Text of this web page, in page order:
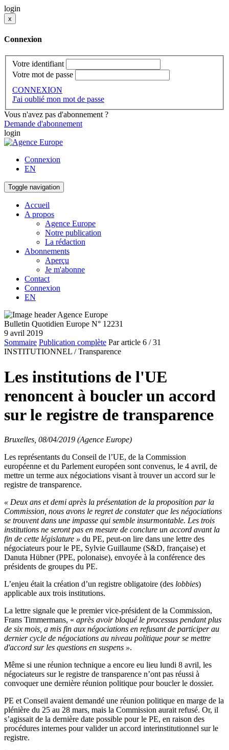
login
x
Connexion
Votre identifiant
Votre mot de passe
CONNEXION
J'ai oublié mon mot de passe
Vous n'avez pas d'abonnement ?
Demande d'abonnement
login
Connexion
EN
Toggle navigation
Accueil
A propos
Agence Europe
Notre publication
La rédaction
Abonnements
Aperçu
Je m'abonne
Contact
Connexion
EN
Bulletin Quotidien Europe N° 12231
9 avril 2019
Sommaire Publication complète Par article 6 / 31
INSTITUTIONNEL / Transparence
Les institutions de l'UE
renoncent à boucler un accord
sur le registre de transparence
Bruxelles, 08/04/2019 (Agence Europe)
Les représentants du Conseil de l’UE, de la Commission
européenne et du Parlement européen sont convenus, le 4 avril, de
mettre un terme aux négociations visant à trouver un accord sur le
registre de transparence.
« Deux ans et demi après la présentation de la proposition par la
Commission, nous avons le regret de constater que les négociations
se trouvent dans une impasse qui semble insurmontable. Les trois
institutions ne seront pas en mesure de conclure un accord avant la
fin de cette législature » du PE, peut-on lire dans une lettre des
négociateurs pour le PE, Sylvie Guillaume (S&D, française) et
Danuta Hübner (PPE, polonaise), envoyée à la conférence des
présidents de groupes du PE.
L’enjeu était la création d’un registre obligatoire (des lobbies)
applicable aux trois institutions.
La lettre signale que le premier vice-président de la Commission,
Frans Timmermans, « après avoir bloqué le processus pendant plus
de six mois, a mis fin aux négociations en refusant de participer au
dernier cycle de négociations au niveau politique pour se mettre
d'accord sur les questions en suspens ».
Même si une réunion technique a encore eu lieu lundi 8 avril, les
négociateurs sur le registre de transparence n’ont pas réussi à
convoquer une dernière réunion politique pour boucler le dossier.
PE et Conseil avaient demandé une réunion politique en marge de la
plénière du 25 au 28 mars, mais la Commission aurait refusé. Or, il
s’agissait de la dernière date possible pour le PE, en raison des
procédures internes pour valider un accord interinstitutionnel sur le
registre.